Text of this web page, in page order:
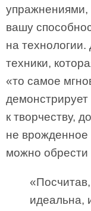
упражнениями,
вашу
на
техники,
«то самое
к творчеству,
не врожденное
можно обрести
идеальна,